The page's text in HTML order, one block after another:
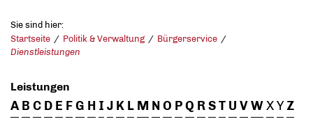
Sie sind hier:
Startseite
Politik & Verwaltung
Bürgerservice
Dienstleistungen
Leistungen
A B C D E FG H I J K L M NO PQ RST U VWXYZ